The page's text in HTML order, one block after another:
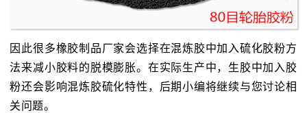
因此很多橡胶制品厂家会选择在混炼胶中加入硫化胶粉方
法来减小胶料的脱模膨胀。在实际生产中，生胶中加入胶
粉还会影响混炼胶硫化特性，后期小编将继续与您讨论相
关问题。